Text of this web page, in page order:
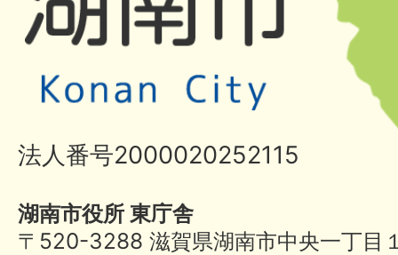
法人番号2000020252115
湖南市役所 東庁舎
〒520-3288 滋賀県湖南市中央一丁目